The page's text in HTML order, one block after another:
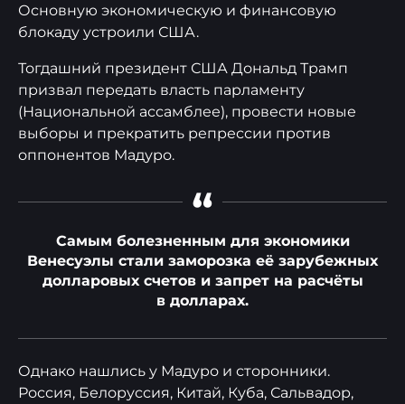
Основную экономическую и финансовую
блокаду устроили США.
Тогдашний президент США Дональд Трамп
призвал передать власть парламенту
(Национальной ассамблее), провести новые
выборы и прекратить репрессии против
оппонентов Мадуро.
“
Самым болезненным для экономики
Венесуэлы стали заморозка её зарубежных
долларовых счетов и запрет на расчёты
в долларах.
Однако нашлись у Мадуро и сторонники.
Россия, Белоруссия, Китай, Куба, Сальвадор,